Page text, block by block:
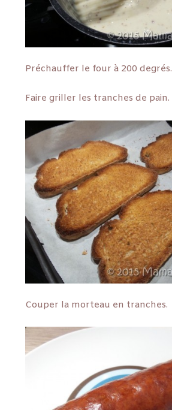
Préchauffer le four à 200 degrés.
Faire griller les tranches de pain.
Couper la morteau en tranches.